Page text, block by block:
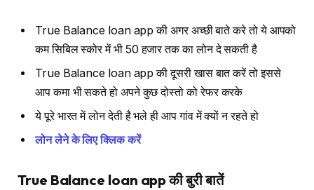
True Balance loan app की अगर अच्छी बाते करे तो ये आपको
कम सिबिल स्कोर में भी 50 हजार तक का लोन दे सकती है
True Balance loan app की दूसरी खास बात करें तो इससे
आप कमा भी सकते हो अपने कुछ दोस्तो को रेफर करके
ये पूरे भारत में लोन देती है भले ही आप गांव में क्यों न रहते हो
लोन लेने के लिए क्लिक करें
True Balance loan app की बुरी बातें